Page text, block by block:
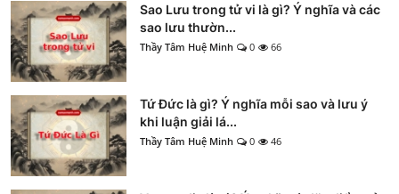
Sao Lưu trong tử vi là gì? Ý nghĩa và các
sao lưu thườn...
Thầy Tâm Huệ Minh 0 66
Tứ Đức là gì? Ý nghĩa mỗi sao và lưu ý
khi luận giải lá...
Thầy Tâm Huệ Minh 0 46